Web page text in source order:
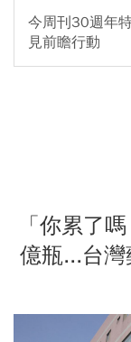
今周刊30週年
見前瞻行動
「你累了
億瓶...台